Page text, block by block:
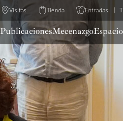
Visitas Tienda Entradas
PublicacionesMecenazgo